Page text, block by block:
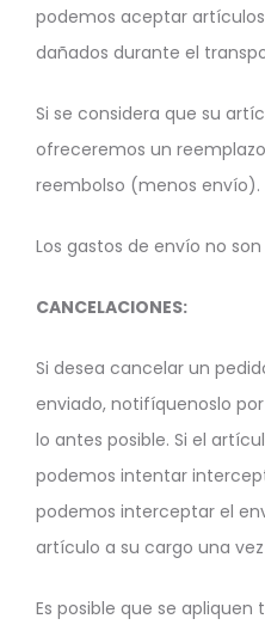
podemos aceptar
dañados durante el
Si se considera que su
ofreceremos un
reembolso (menos envío).
Los gastos de envío no son
CANCELACIONES:
Si desea cancelar un
enviado, notifíquenoslo
lo antes posible. Si el
podemos intentar
podemos interceptar el
artículo a su cargo una
Es posible que se